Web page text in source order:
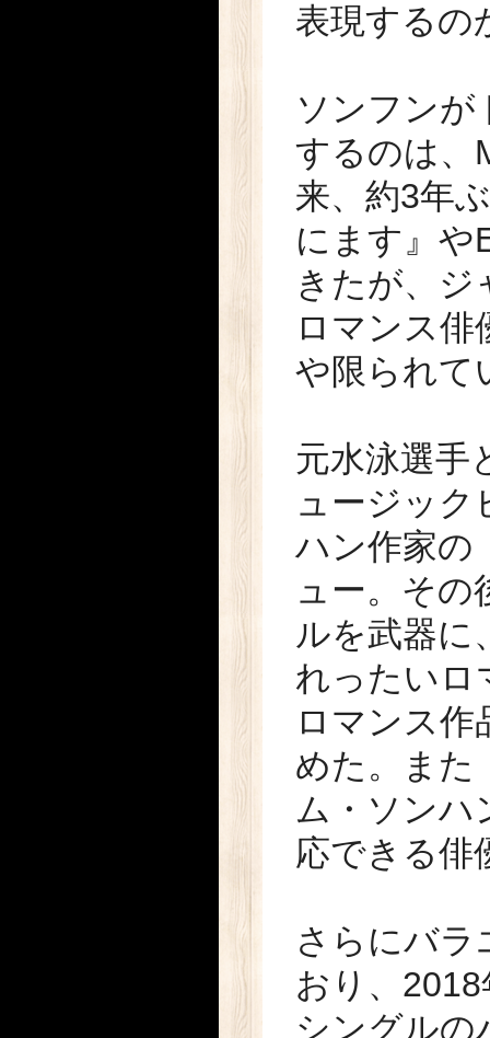
表現するの
ソンフンが
するのは、
来、約3年
にます』や
きたが、ジ
ロマンス俳
や限られて
元水泳選手
ュージック
ハン作家の
ュー。その
ルを武器に
れったいロ
ロマンス作
めた。また
ム・ソンハ
応できる俳
さらにバラ
おり、
シングルの